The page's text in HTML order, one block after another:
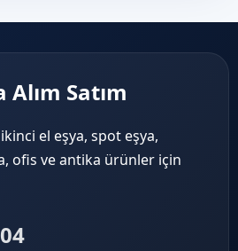
Satım
el eşya, spot eşya,
ofis ve antika ürünler için